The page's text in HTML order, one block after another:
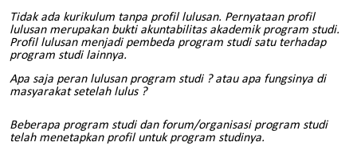
Tidak ada kurikulum tanpa profil lulusan. Pernyataan profil
lulusan merupakan bukti akuntabilitas akademik program studi.
Profil lulusan menjadi pembeda program studi satu terhadap
program studi lainnya.
Apa saja peran lulusan program studi ? atau apa fungsinya di
masyarakat setelah lulus ?
Beberapa program studi dan forum/organisasi program studi
telah menetapkan profil untuk program studinya.